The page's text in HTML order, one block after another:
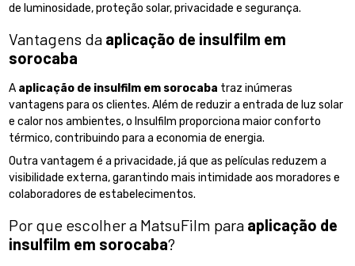
de luminosidade, proteção solar, privacidade e segurança.
Vantagens da aplicação de insulfilm em
sorocaba
A aplicação de insulfilm em sorocaba traz inúmeras
vantagens para os clientes. Além de reduzir a entrada de luz solar
e calor nos ambientes, o Insulfilm proporciona maior conforto
térmico, contribuindo para a economia de energia.
Outra vantagem é a privacidade, já que as películas reduzem a
visibilidade externa, garantindo mais intimidade aos moradores e
colaboradores de estabelecimentos.
Por que escolher a MatsuFilm para aplicação de
insulfilm em sorocaba?